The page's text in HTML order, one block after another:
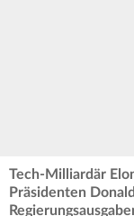
Tech-Milliardär
Präsidenten